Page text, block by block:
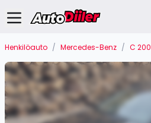
Henkilöauto / Mercedes-Benz / C 200